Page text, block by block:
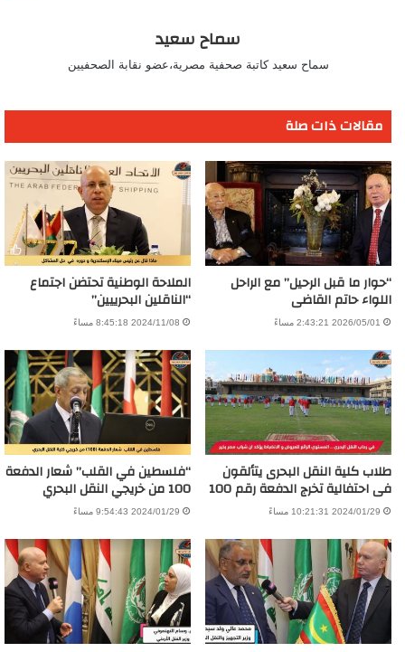
سماح سعيد
سماح سعيد كاتبة صحفية مصرية،عضو نقابة الصحفيين
مقالات ذات صلة
“حوار ما قبل الرحيل” مع الراحل
اللواء حاتم القاضى
2026/05/01 2:43:21 مساءً
الملاحة الوطنية تحتضن اجتماع
“الناقلين البحرييين”
2024/11/08 8:45:18 مساءً
طلاب كلية النقل البحرى يتألقون
فى احتفالية تخرج الدفعة رقم 100
2024/01/29 10:21:31 مساءً
“فلسطين في القلب” شعار الدفعة
100 من خريجي النقل البحري
2024/01/29 9:54:43 مساءً